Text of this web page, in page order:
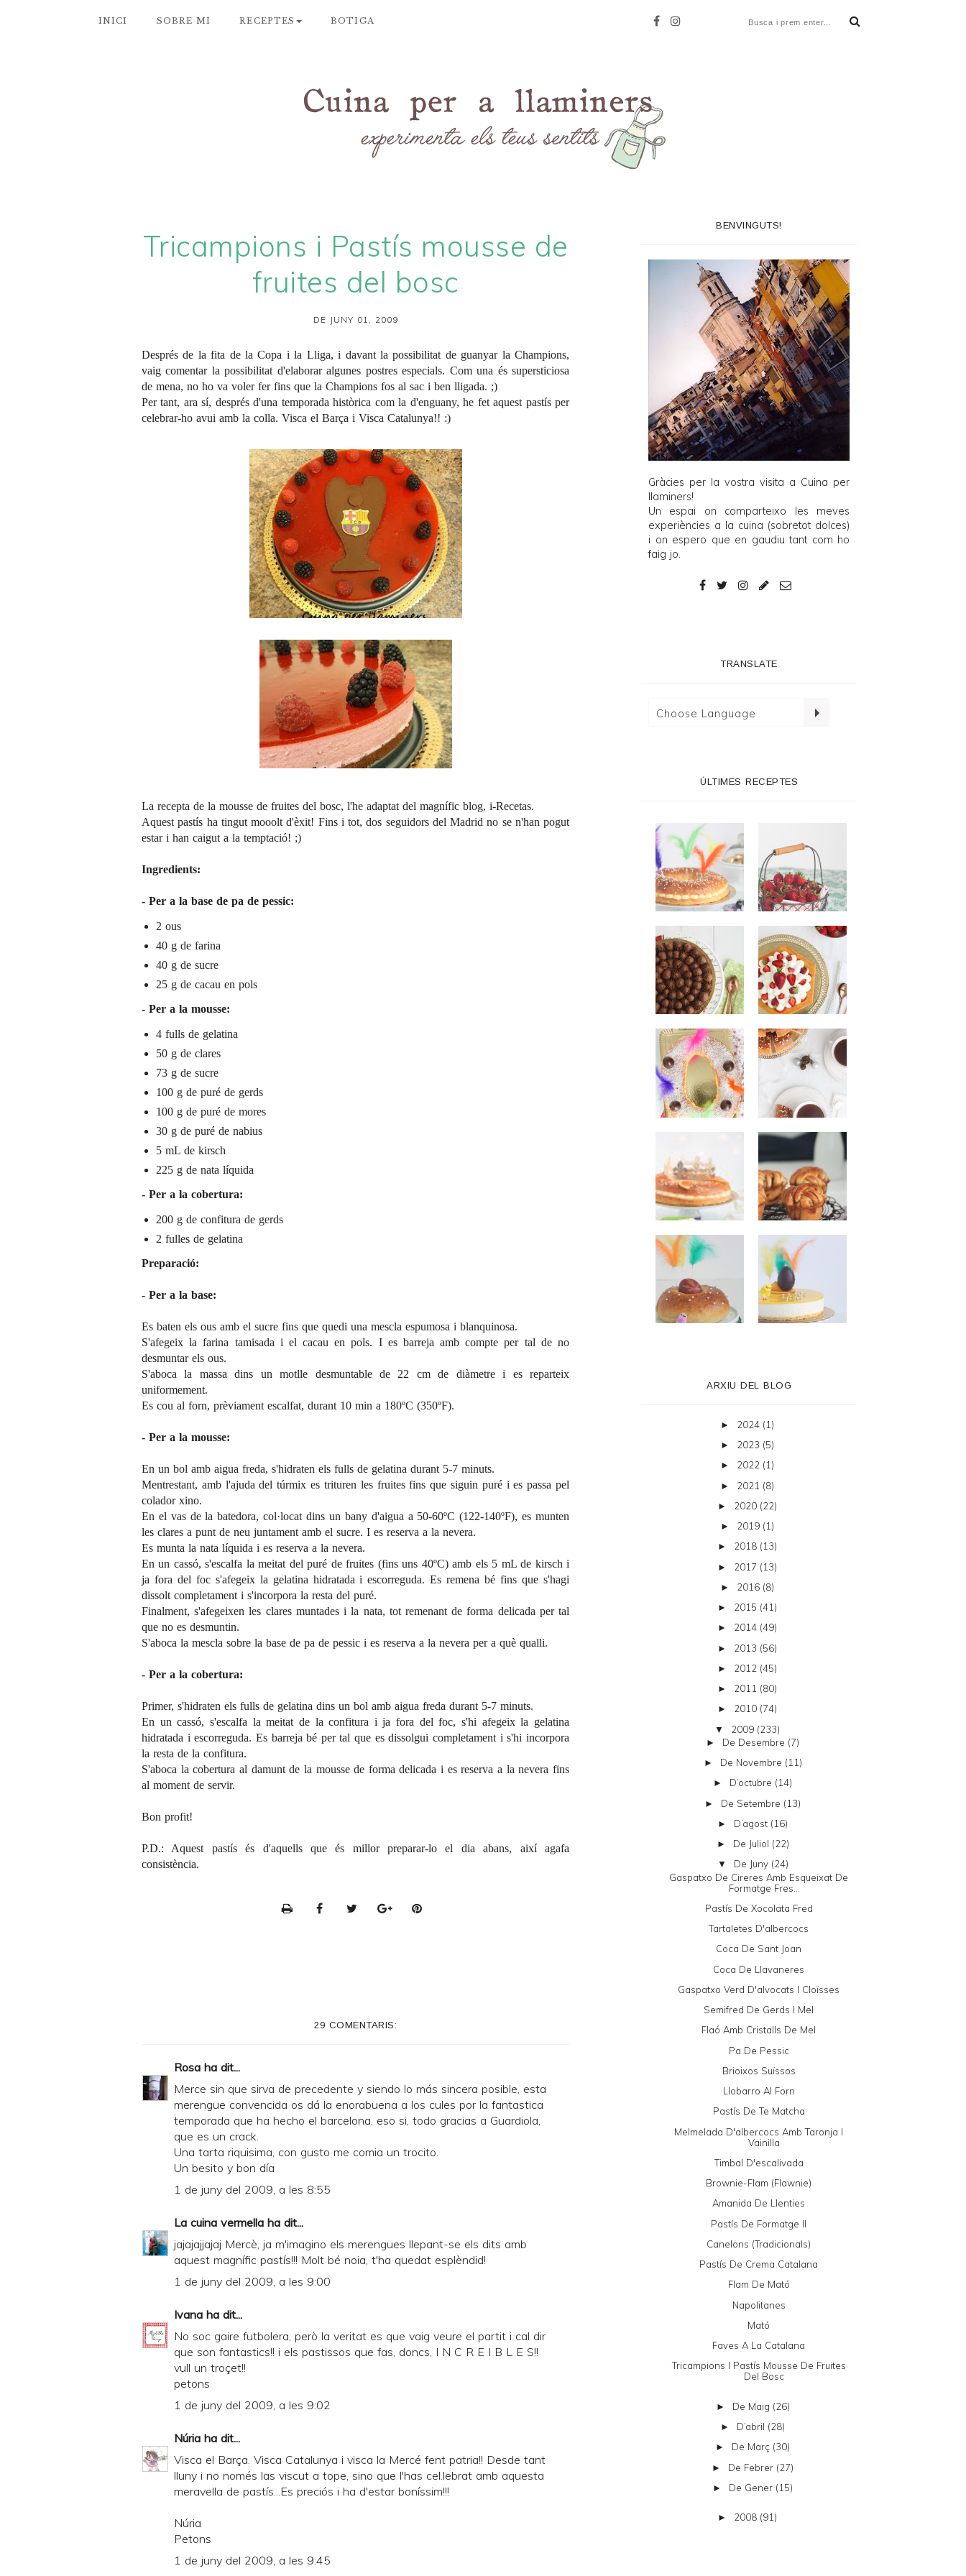
INICI SOBRE MI RECEPTES BOTIGA
Tricampions i Pastís mousse de
fruites del bosc
DE JUNY 01, 2009
Després de la fita de laCopa i la Lliga, i davant la possibilitat de guanyar la Champions,
vaig comentar la possibilitat d'elaborar algunes postres especials. Com una és supersticiosa
de mena, no ho va voler fer fins que la Champions fos al sac i ben lligada. ;)
Per tant, ara sí, després d'una temporada històrica com la d'enguany, he fet aquest pastís per
celebrar-ho avui amb la colla. Visca el Barça i Visca Catalunya!! :)
La recepta de la mousse de fruites del bosc, l'he adaptat del magnífic blog, i-Recetas.
Aquest pastís ha tingut mooolt d'èxit! Fins i tot, dos seguidors del Madrid no se n'han pogut
estar i han caigut a la temptació! ;)
Ingredients:
- Per a la base de pa de pessic:
2 ous
40 g de farina
40 g de sucre
25 g de cacau en pols
- Per a la mousse:
4 fulls de gelatina
50 g de clares
73 g de sucre
100 g de puré de gerds
100 g de puré de mores
30 g de puré de nabius
5 mL de kirsch
225 g de nata líquida
- Per a la cobertura:
200 g de confitura de gerds
2 fulles de gelatina
Preparació:
- Per a la base:
Es baten els ous amb el sucre fins que quedi una mescla espumosa i blanquinosa.
S'afegeix la farina tamisada i el cacau en pols. I es barreja amb compte per tal de no
desmuntar els ous.
S'aboca la massa dins un motlle desmuntable de 22 cm de diàmetre i es reparteix
uniformement.
Es cou al forn, prèviament escalfat, durant 10 min a 180ºC (350ºF).
- Per a la mousse:
En un bol amb aigua freda, s'hidraten els fulls de gelatina durant 5-7 minuts.
Mentrestant, amb l'ajuda del túrmix es trituren les fruites fins que siguin puré i es passa pel
colador xino.
En el vas de la batedora, col·locat dins un bany d'aigua a 50-60ºC (122-140ºF), es munten
les clares a punt de neu juntament amb el sucre. I es reserva a la nevera.
Es munta la nata líquida i es reserva a la nevera.
En un cassó, s'escalfa la meitat del puré de fruites (fins uns 40ºC) amb els 5 mL de kirsch i
ja fora del foc s'afegeix la gelatina hidratada i escorreguda. Es remena bé fins que s'hagi
dissolt completament i s'incorpora la resta del puré.
Finalment, s'afegeixen les clares muntades i la nata, tot remenant de forma delicada per tal
que no es desmuntin.
S'aboca la mescla sobre la base de pa de pessic i es reserva a la nevera per a què qualli.
- Per a la cobertura:
Primer, s'hidraten els fulls de gelatina dins un bol amb aigua freda durant 5-7 minuts.
En un cassó, s'escalfa la meitat de la confitura i ja fora del foc, s'hi afegeix la gelatina
hidratada i escorreguda. Es barreja bé per tal que es dissolgui completament i s'hi incorpora
la resta de la confitura.
S'aboca la cobertura al damunt de la mousse de forma delicada i es reserva a la nevera fins
al moment de servir.
Bon profit!
P.D.: Aquest pastís és d'aquells que és millor preparar-lo el dia abans, així agafa
consistència.
e
n
F
29 COMENTARIS:
Rosa ha dit...
Merce sin que sirva de precedente y siendo lo más sincera posible, esta
merengue convencida os dá la enorabuena a los cules por la fantastica
temporada que ha hecho el barcelona, eso si, todo gracias a Guardiola,
que es un crack.
Una tarta riquisima, con gusto me comia un trocito.
Un besito y bon día
1 de juny del 2009, a les 8:55
La cuina vermella ha dit...
jajajajjajaj Mercè, ja m'imagino els merengues llepant-se els dits amb
aquest magnífic pastís!!! Molt bé noia, t'ha quedat esplèndid!
1 de juny del 2009, a les 9:00
Ivana ha dit...
No soc gaire futbolera, però la veritat es que vaig veure el partit i cal dir
que son fantastics!! i els pastissos que fas, doncs, I N C R E I B L E S!!
vull un troçet!!
petons
1 de juny del 2009, a les 9:02
Núria ha dit...
Visca el Barça. Visca Catalunya i visca la Mercé fent patria!! Desde tant
lluny i no només las viscut a tope, sino que l'has cel.lebrat amb aquesta
meravella de pastís...Es preciós i ha d'estar boníssim!!!
Núria
Petons
1 de juny del 2009, a les 9:45
BENVINGUTS!
Gràcies per la vostra visita a Cuina per
llaminers!
Un espai on comparteixo les meves
experiències a la cuina (sobretot dolces)
i on espero que en gaudiu tant com ho
faig jo.
TRANSLATE
ÚLTIMES RECEPTES
ARXIU DEL BLOG
► 2024 (1)
► 2023 (5)
► 2022 (1)
► 2021 (8)
► 2020 (22)
► 2019 (1)
► 2018 (13)
► 2017 (13)
► 2016 (8)
► 2015 (41)
► 2014 (49)
► 2013 (56)
► 2012 (45)
► 2011 (80)
► 2010 (74)
▼ 2009 (233)
► De Desembre (7)
► De Novembre (11)
► D’octubre (14)
► De Setembre (13)
► D’agost (16)
► De Juliol (22)
▼ De Juny (24)
Gaspatxo De Cireres Amb Esqueixat De
Formatge Fres...
Pastís De Xocolata Fred
Tartaletes D'albercocs
Coca De Sant Joan
Coca De Llavaneres
Gaspatxo Verd D'alvocats I Cloïsses
Semifred De Gerds I Mel
Flaó Amb Cristalls De Mel
Pa De Pessic
Brioixos Suïssos
Llobarro Al Forn
Pastís De Te Matcha
Melmelada D'albercocs Amb Taronja I
Vainilla
Timbal D'escalivada
Brownie-Flam (Flawnie)
Amanida De Llenties
Pastís De Formatge II
Canelons (tradicionals)
Pastís De Crema Catalana
Flam De Mató
Napolitanes
Mató
Faves A La Catalana
Tricampions I Pastís Mousse De Fruites
Del Bosc
► De Maig (26)
► D’abril (28)
► De Març (30)
► De Febrer (27)
► De Gener (15)
► 2008 (91)